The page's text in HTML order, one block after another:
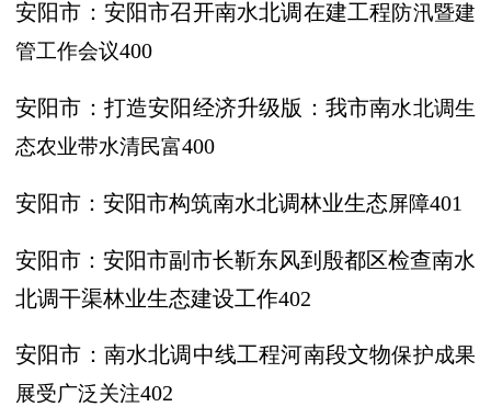
安阳市：安阳市召开南水北调在建工程防汛暨建
管工作会议400
安阳市：打造安阳经济升级版：我市南水北调生
态农业带水清民富400
安阳市：安阳市构筑南水北调林业生态屏障401
安阳市：安阳市副市长靳东风到殷都区检查南水
北调干渠林业生态建设工作402
安阳市：南水北调中线工程河南段文物保护成果
展受广泛关注402